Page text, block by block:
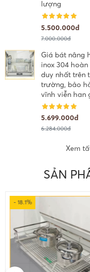
lượng
5.500.000đ
7.000.000đ
Giá bát nâng
inox 304 hoàn
duy nhất trên
trường, bảo
vĩnh viễn han
5.699.000đ
6.284.000đ
Xem
SẢN
- 18.1%